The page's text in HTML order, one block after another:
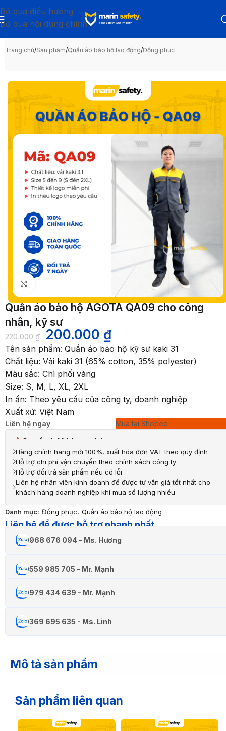
Bỏ qua điều hướng
Bỏ qua nội dung chính
Trang chủ/Sản phẩm/Quần áo bảo hộ lao động/Đồng phục
Quần áo bảo hộ AGOTA QA09 cho công
nhân, kỹ sư
220.000₫ 200.000 ₫
Tên sản phẩm: Quần áo bảo hộ kỹ sư kaki 31
Chất liệu: Vải kaki 31 (65% cotton, 35% polyester)
Màu sắc: Chì phối vàng
Size: S, M, L, XL, 2XL
In ấn: Theo yêu cầu của công ty, doanh nghiệp
Xuất xứ: Việt Nam
Liên hệ ngay Mua tại Shopee
Quyền lợi khi mua hàng
Hàng chính hãng mới 100%, xuất hóa đơn VAT theo quy định
Hỗ trợ chi phí vận chuyển theo chính sách công ty
Hỗ trợ đổi trả sản phẩm nếu có lỗi
Liên hệ nhân viên kinh doanh để được tư vấn giá tốt nhất cho
khách hàng doanh nghiệp khi mua số lượng nhiều
Danh mục: Đồng phục, Quần áo bảo hộ lao động
Liên hệ để được hỗ trợ nhanh nhất
0968 676 094 - Ms. Hương
0559 985 705 - Mr. Mạnh
0979 434 639 - Mr. Mạnh
0369 695 635 - Ms. Linh
Mô tả sản phẩm
Sản phẩm liên quan